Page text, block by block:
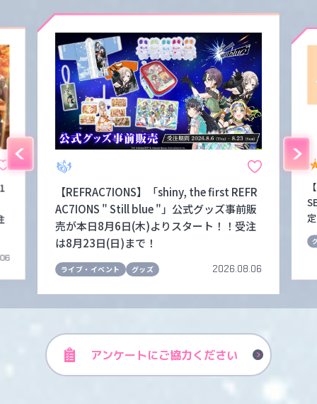
【REFRAC7IONS】「shiny, the first REFR
AC7IONS " Still blue "」公式グッズ事前販
売が本日8月6日(木)よりスタート！！受注
は8月23日(日)まで！
ライブ・イベント グッズ 2026.08.06
アンケートにご協力ください